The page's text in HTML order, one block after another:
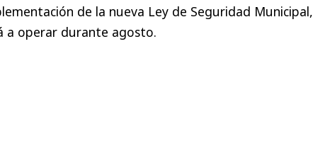
de la nueva Ley de Seguridad Municipal,
a operar durante agosto.